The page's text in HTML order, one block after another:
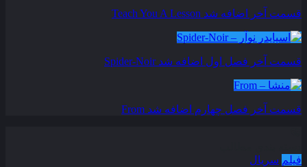
قسمت آخر اضافه شد Teach You A Lesson
قسمت آخر فصل اول اضافه شد Spider-Noir
قسمت آخر فصل چهارم اضافه شد From
فیلم سریال